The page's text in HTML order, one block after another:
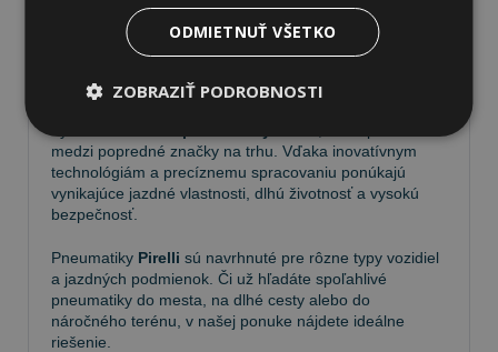
Pneumatiky Pirelli – kvalita a
spoľahlivosť na každej ceste
medzi popredné značky na trhu. Vďaka inovatívnym
technológiám a precíznemu spracovaniu ponúkajú
vynikajúce jazdné vlastnosti, dlhú životnosť a vysokú
bezpečnosť.
Pneumatiky Pirelli sú navrhnuté pre rôzne typy vozidiel
a jazdných podmienok. Či už hľadáte spoľahlivé
pneumatiky do mesta, na dlhé cesty alebo do
náročného terénu, v našej ponuke nájdete ideálne
riešenie.
ODMIETNUŤ VŠETKO
ZOBRAZIŤ PODROBNOSTI